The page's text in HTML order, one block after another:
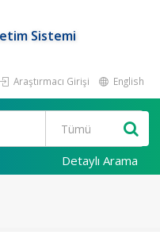
Sistemi
Araştırmacı Girişi English
Detaylı Arama